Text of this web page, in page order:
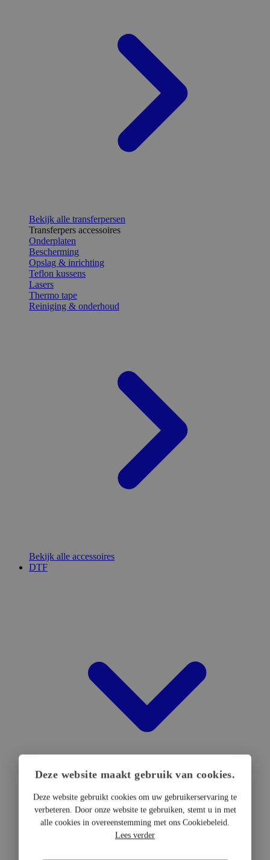
Bekijk alle transferpersen
Transferpers accessoires
Onderplaten
Bescherming
Opslag & inrichting
Teflon kussens
Lasers
Thermo tape
Reiniging & onderhoud
Bekijk alle accessoires
DTF
DTF Hardware
DTF Printers
Deze website maakt gebruik van cookies.
Deze website gebruikt cookies om uw gebruikerservaring te
verbeteren. Door onze website te gebruiken, stemt u in met
alle cookies in overeenstemming met ons Cookiebeleid.
Lees verder